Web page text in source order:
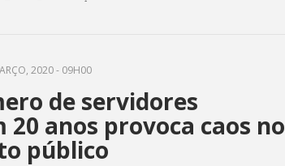
2020 - 09H00
de servidores
20 anos provoca caos no
público